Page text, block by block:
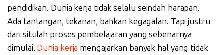
pendidikan. Dunia kerja tidak selalu seindah harapan.
Ada tantangan, tekanan, bahkan kegagalan. Tapi justru
dari situlah proses pembelajaran yang sebenarnya
dimulai. Dunia kerja mengajarkan banyak hal yang tidak